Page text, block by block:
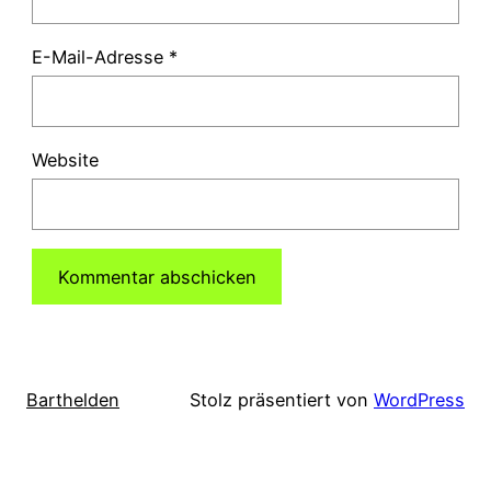
E-Mail-Adresse *
Website
Barthelden Stolz präsentiert von WordPress